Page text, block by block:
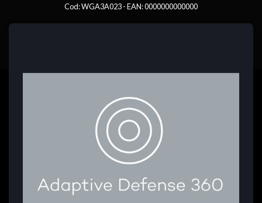
Cod: WGA3A023 - EAN: 0000000000000